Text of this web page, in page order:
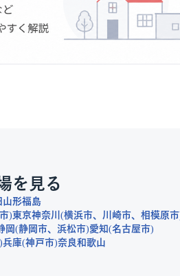
を見る
山形福島
東京神奈川 横浜市 川崎市
相模原市
岡 静岡市 浜松市 愛知 名古屋市
兵庫 神戸市 奈良和歌山